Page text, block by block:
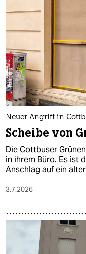
epaper login
Neuer Angriff in
Scheibe von
Die Cottbuser
in ihrem Büro. Es ist
Anschlag auf ein
3.7.2026